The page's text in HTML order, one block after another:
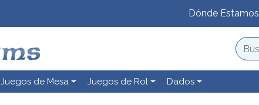
Dónde Estamos
Juegos de Mesa Juegos de Rol Dados